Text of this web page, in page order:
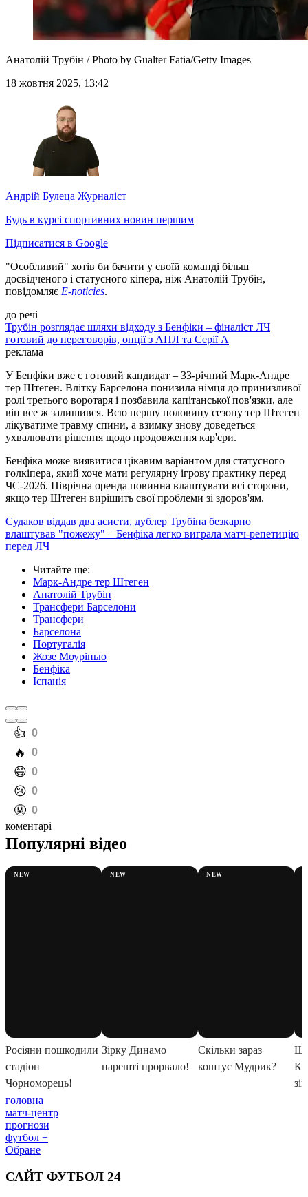
Анатолій Трубін / Photo by Gualter Fatia/Getty Images
18 жовтня 2025, 13:42
Андрій Булеца Журналіст
Будь в курсі спортивних новин першим
Підписатися в Google
"Особливий" хотів би бачити у своїй команді більш
досвідченого і статусного кіпера, ніж Анатолій Трубін,
повідомляє E-noticies.
до речі
Трубін розглядає шляхи відходу з Бенфіки – фіналіст ЛЧ
готовий до переговорів, опції з АПЛ та Серії А
реклама
У Бенфіки вже є готовий кандидат – 33-річний Марк-Андре
тер Штеген. Влітку Барселона понизила німця до принизливої
ролі третього воротаря і позбавила капітанської пов'язки, але
він все ж залишився. Всю першу половину сезону тер Штеген
лікуватиме травму спини, а взимку знову доведеться
ухвалювати рішення щодо продовження кар'єри.
Бенфіка може виявитися цікавим варіантом для статусного
голкіпера, який хоче мати регулярну ігрову практику перед
ЧС-2026. Піврічна оренда повинна влаштувати всі сторони,
якщо тер Штеген вирішить свої проблеми зі здоров'ям.
Судаков віддав два асисти, дублер Трубіна безкарно
влаштував "пожежу" – Бенфіка легко виграла матч-репетицію
перед ЛЧ
Читайте ще:
Марк-Андре тер Штеген
Анатолій Трубін
Трансфери Барселони
Трансфери
Барселона
Португалія
Жозе Моурінью
Бенфіка
Іспанія
️👍 0
️🔥 0
️😄 0
️😢 0
️🤬 0
коментарі
головна
матч-центр
прогнози
футбол +
Обране
САЙТ ФУТБОЛ 24